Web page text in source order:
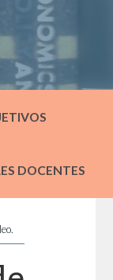
DOCENTES